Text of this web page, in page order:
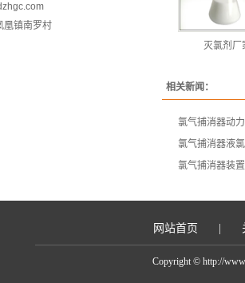
凰镇南罗村
灭氯剂厂
相关新闻：
氯气捕消器动
氯气捕消器液
氯气捕消器装
网站首页
Copyright © http://